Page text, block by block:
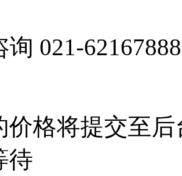
询 021-62167888
价格将提交至
待